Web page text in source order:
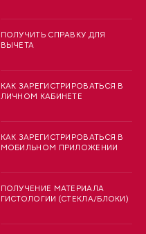
ПОЛУЧИТЬ СПРАВКУ ДЛЯ
ВЫЧЕТА
КАК ЗАРЕГИСТРИРОВАТЬСЯ В
ЛИЧНОМ КАБИНЕТЕ
КАК ЗАРЕГИСТРИРОВАТЬСЯ В
МОБИЛЬНОМ ПРИЛОЖЕНИИ
ПОЛУЧЕНИЕ МАТЕРИАЛА
ГИСТОЛОГИИ (СТЕКЛА/БЛОКИ)